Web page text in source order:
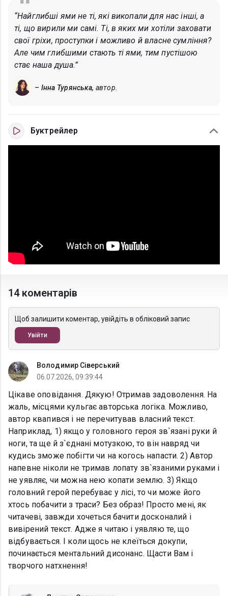
“Найглибші ями не ті, які викопали для нас інші, а
ті, що вирили ми самі. Ті, в яких ми хотіли заховати
свої гріхи, проступки і можливо й власне сумління?
Але чим глибшими стають ті ями, тим пустішою
стає наша душа.”
– Інна Турянська, автор.
Буктрейлер
14 коментарів
Щоб залишити коментар, увійдіть в обліковий запис
Увійти
Володимир Сіверський
06.07.2026, 09:39:44
Цікаве оповідання. Дякую! Отримав задоволення. На
жаль, місцями кульгає авторська логіка. Можливо,
автор квапився і не перечитував власний текст.
Наприклад, 1) якщо у головного героя зв`язані руки й
ноги, та ще й з`єднані мотузкою, то він навряд чи
кудись зможе побігти чи на когось напасти. 2) Автор
напевне ніколи не тримав лопату зв`язаними руками і
не уявляє, чи можна нею копати землю. 3) Якщо
головний герой перебуває у лісі, то чи може його
хтось побачити з траси? Без образ! Просто мені, як
читачеві, завжди хочеться бачити досконалий і
вивірений текст. Адже я читаю і уявляю те, що
відбувається. І коли щось не клеїться докупи,
починається ментальний дисонанс. Щасти Вам і
творчого натхнення!